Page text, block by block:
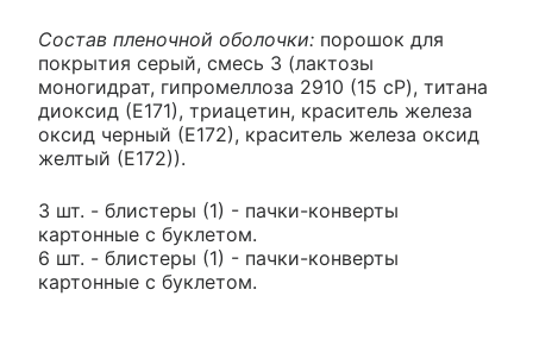
Состав пленочной оболочки: порошок для
покрытия серый, смесь 3 (лактозы
моногидрат, гипромеллоза 2910 (15 cP), титана
диоксид (Е171), триацетин, краситель железа
оксид черный (Е172), краситель железа оксид
желтый (Е172)).
3 шт. - блистеры (1) - пачки-конверты
картонные с буклетом.
6 шт. - блистеры (1) - пачки-конверты
картонные с буклетом.